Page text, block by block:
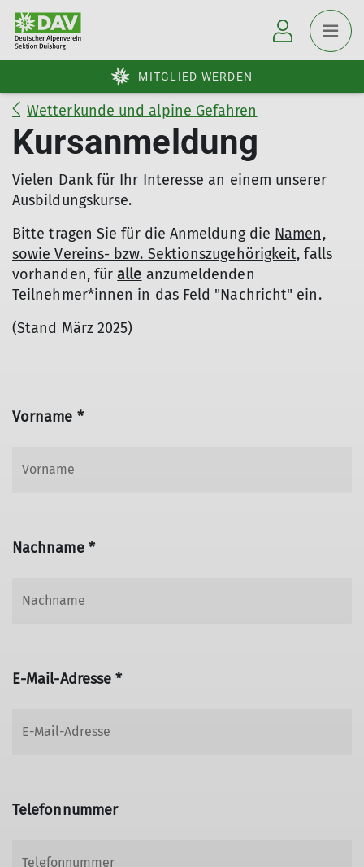
MITGLIED WERDEN
Wetterkunde und alpine Gefahren
Kursanmeldung
Vielen Dank für Ihr Interesse an einem unserer
Ausbildungskurse.
Bitte tragen Sie für die Anmeldung die Namen,
sowie Vereins- bzw. Sektionszugehörigkeit, falls
vorhanden, füralle anzumeldenden
Teilnehmer*innen in das Feld "Nachricht" ein.
(Stand März 2025)
Vorname *
Nachname *
E-Mail-Adresse *
Telefonnummer